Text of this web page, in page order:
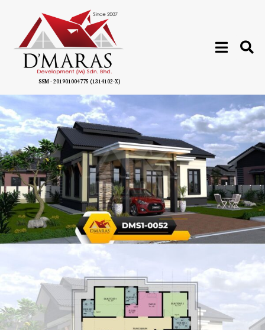
SSM - 201901004775 (1314102-X)